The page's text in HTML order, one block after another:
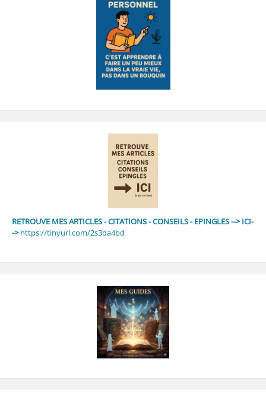
RETROUVE MES ARTICLES - CITATIONS - CONSEILS - EPINGLES --> ICI-
-> https://tinyurl.com/2s3da4bd